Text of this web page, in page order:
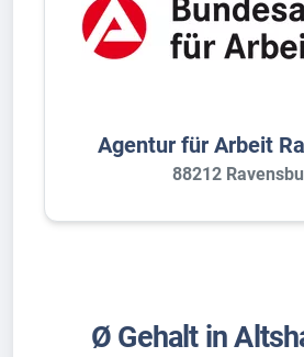
Agentur für Arbeit
88212
Ø Gehalt in